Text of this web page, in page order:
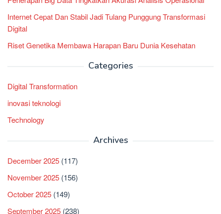
Internet Cepat Dan Stabil Jadi Tulang Punggung Transformasi
Digital
Riset Genetika Membawa Harapan Baru Dunia Kesehatan
Categories
Digital Transformation
inovasi teknologi
Technology
Archives
December 2025 (117)
November 2025 (156)
October 2025 (149)
September 2025 (238)